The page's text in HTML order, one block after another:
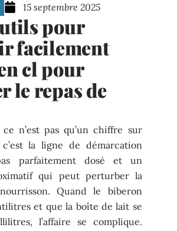
15 septembre 2025
pour
facilement
cl pour
le repas de
n’est pas qu’un chiffre sur
la ligne de démarcation
parfaitement dosé et un
qui peut perturber la
Quand le biberon
et que la boîte de lait se
l’affaire se complique.